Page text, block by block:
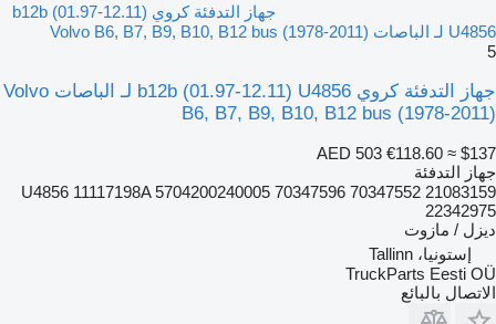
جهاز التدفئة كروي b12b (01.97-12.11)
U4856 لـ الباصات Volvo B6, B7, B9, B10, B12 bus (1978-2011)
5
جهاز التدفئة كروي b12b (01.97-12.11) U4856 لـ الباصات Volvo
B6, B7, B9, B10, B12 bus (1978-2011)
AED 503 €118.60 ≈ $137
جهاز التدفئة
U4856 11117198A 5704200240005 70347596 70347552 21083159
22342975
ديزل / مازوت
إستونيا، Tallinn
TruckParts Eesti OÜ
الاتصال بالبائع